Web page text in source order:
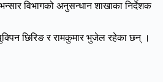
विभागको अनुसन्धान शाखाका निर्देशक
छिरिङ र रामकुमार भुजेल रहेका छन् ।